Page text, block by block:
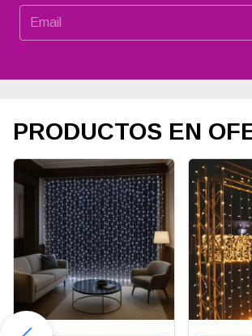
PRODUCTOS EN